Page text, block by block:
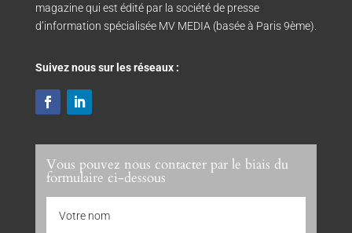
magazine qui est édité par la société de presse
d’information spécialisée MV MEDIA (basée à Paris 9ème).
Suivez nous sur les réseaux :
Vous pouvez nous contacter par le biais du
formulaire ci-dessous